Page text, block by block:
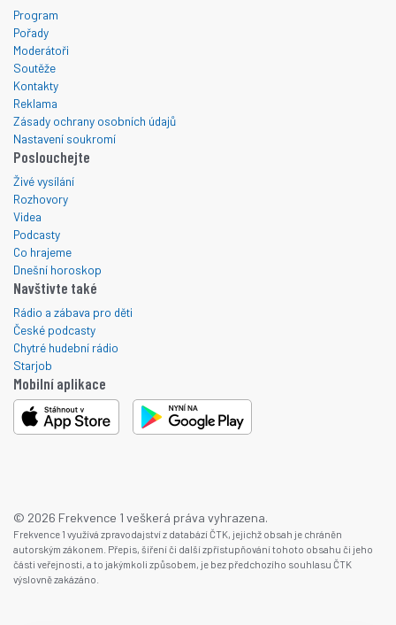
Program
Pořady
Moderátoři
Soutěže
Kontakty
Reklama
Zásady ochrany osobních údajů
Nastavení soukromí
Poslouchejte
Živé vysílání
Rozhovory
Videa
Podcasty
Co hrajeme
Dnešní horoskop
Navštivte také
Rádio a zábava pro děti
České podcasty
Chytré hudební rádio
Starjob
Mobilní aplikace
© 2026 Frekvence 1 veškerá práva vyhrazena.
Frekvence 1 využívá zpravodajství z databází ČTK, jejichž obsah je chráněn
autorským zákonem. Přepis, šíření či další zpřístupňování tohoto obsahu či jeho
části veřejnosti, a to jakýmkoli způsobem, je bez předchozího souhlasu ČTK
výslovně zakázáno.